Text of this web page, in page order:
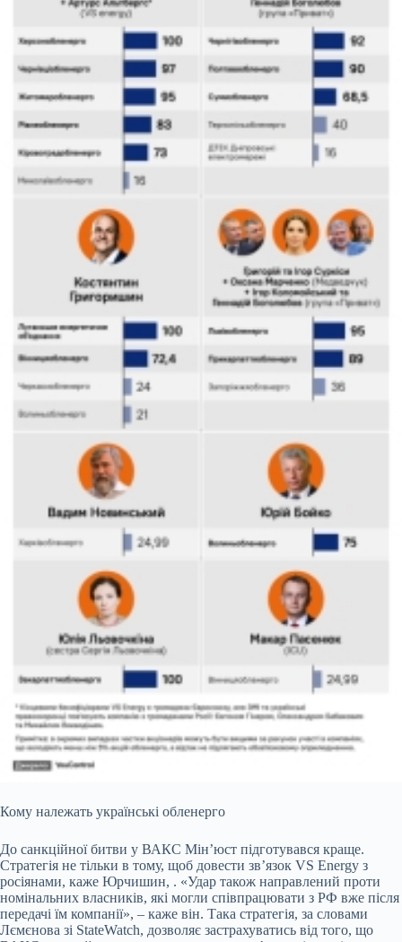
Кому належать українські обленерго
До санкційної битви у ВАКС Мінʼюст підготувався краще.
Стратегія не тільки в тому, щоб довести звʼязок VS Energy з
росіянами, каже Юрчишин, . «Удар також направлений проти
номінальних власників, які могли співпрацювати з РФ вже після
передачі їм компанії», – каже він. Така стратегія, за словами
Лємєнова зі StateWatch, дозволяє застрахуватись від того, що